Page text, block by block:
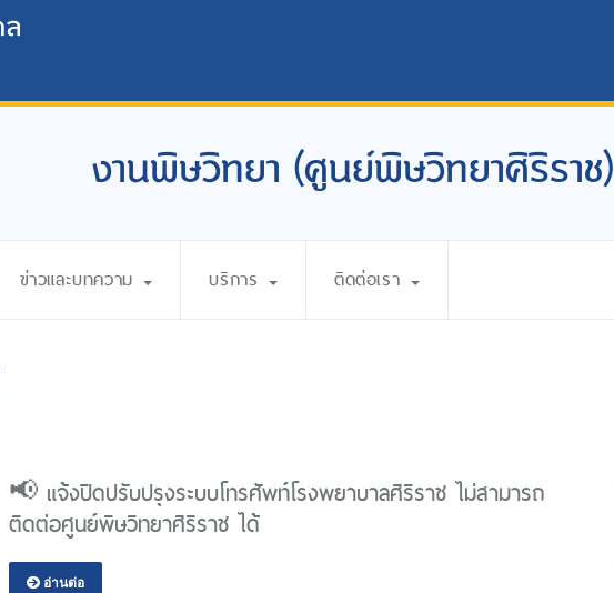
งานพิษวิทยา (ศูนย์พิษวิทยาศิริราช)
ข่าวและบทความ บริการ ติดต่อเรา
📢 แจ้งปิดปรับปรุงระบบโทรศัพท์โรงพยาบาลศิริราช ไม่สามารถ
ติดต่อศูนย์พิษวิทยาศิริราช ได้
อ่านต่อ